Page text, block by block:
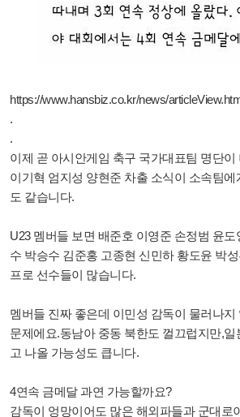
https://www.hansbiz.co.kr/news/
.
.
이제 곧 아시안게임 축구 국가대표팀 명단이
이기혁 엄지성 양현준 차출 소식이 소속팀에
도 같습니다.
U23 멤버들 보면 배준호 이영준 손정범 윤
수 박승수 김준홍 고종현 신민하 황도윤 박
프로 선수들이 많습니다.
멤버들 진짜 좋은데 이민성 감독이 물러나지
문제에요.동남아 중동 북한도 껄끄럽지만,
고 나올 가능성도 큽니다.
4연속 금메달 과연 가능할까요?
감독이 엉망이어도 많은 해외파들과 군대로